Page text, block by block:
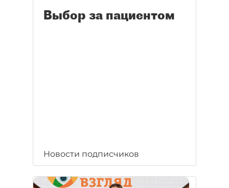
Выбор за пациентом
Новости подписчиков